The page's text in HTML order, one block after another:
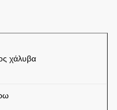
χάλυβα